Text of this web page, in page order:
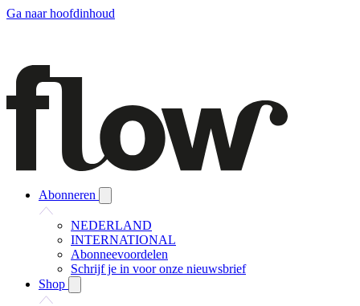
Ga naar hoofdinhoud
Abonneren
NEDERLAND
INTERNATIONAL
Abonneevoordelen
Schrijf je in voor onze nieuwsbrief
Shop